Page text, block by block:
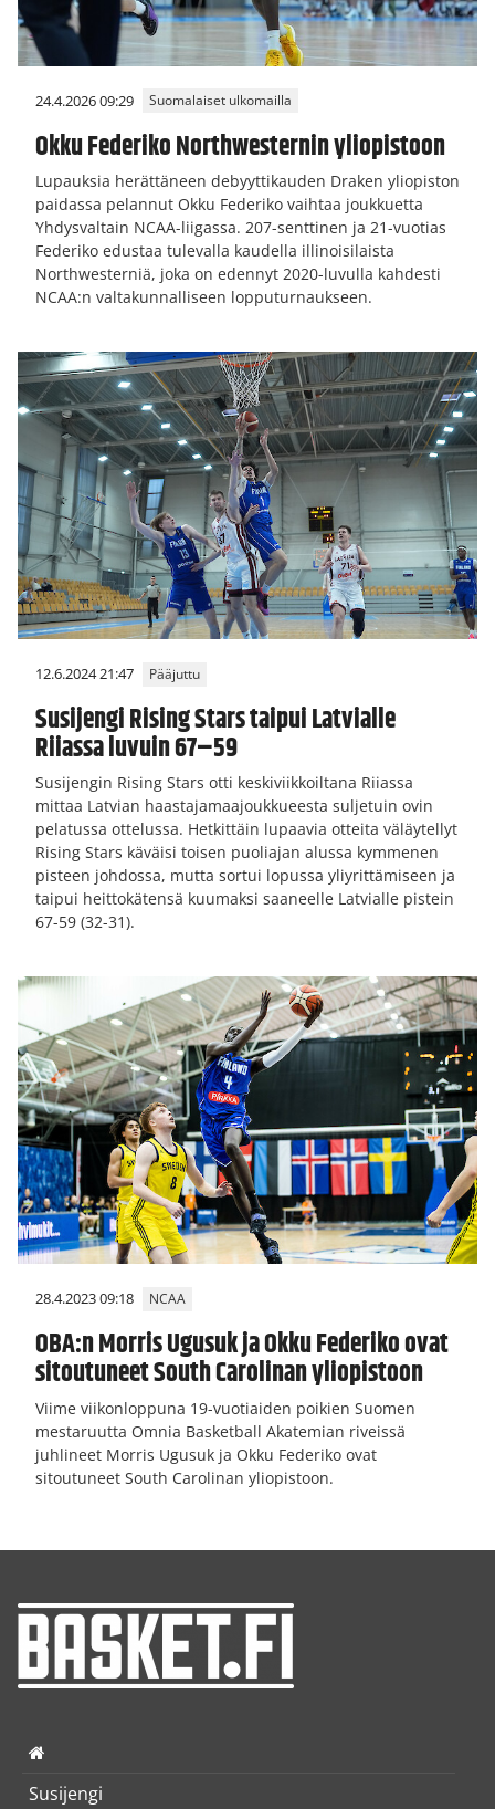
24.4.2026 09:29 Suomalaiset ulkomailla
Okku Federiko Northwesternin yliopistoon
Lupauksia herättäneen debyyttikauden Draken yliopiston
paidassa pelannut Okku Federiko vaihtaa joukkuetta
Yhdysvaltain NCAA-liigassa. 207-senttinen ja 21-vuotias
Federiko edustaa tulevalla kaudella illinoisilaista
Northwesterniä, joka on edennyt 2020-luvulla kahdesti
NCAA:n valtakunnalliseen lopputurnaukseen.
12.6.2024 21:47 Pääjuttu
Susijengi Rising Stars taipui Latvialle
Riiassa luvuin 67–59
Susijengin Rising Stars otti keskiviikkoiltana Riiassa
mittaa Latvian haastajamaajoukkueesta suljetuin ovin
pelatussa ottelussa. Hetkittäin lupaavia otteita väläytellyt
Rising Stars käväisi toisen puoliajan alussa kymmenen
pisteen johdossa, mutta sortui lopussa yliyrittämiseen ja
taipui heittokätensä kuumaksi saaneelle Latvialle pistein
67-59 (32-31).
28.4.2023 09:18 NCAA
OBA:n Morris Ugusuk ja Okku Federiko ovat
sitoutuneet South Carolinan yliopistoon
Viime viikonloppuna 19-vuotiaiden poikien Suomen
mestaruutta Omnia Basketball Akatemian riveissä
juhlineet Morris Ugusuk ja Okku Federiko ovat
sitoutuneet South Carolinan yliopistoon.
Susijengi